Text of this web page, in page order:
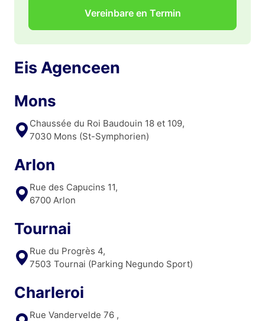
Vereinbare en Termin
Eis Agenceen
Mons
Chaussée du Roi Baudouin 18 et 109,
7030 Mons (St-Symphorien)
Arlon
Rue des Capucins 11,
6700 Arlon
Tournai
Rue du Progrès 4,
7503 Tournai (Parking Negundo Sport)
Charleroi
Rue Vandervelde 76 ,